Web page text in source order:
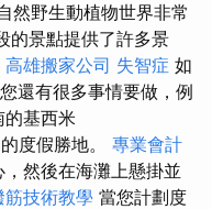
然野生動植物世界非常
的景點提供了許多景
高雄搬家公司 失智症 如
還有很多事情要做，例
的基西米
度假勝地。 專業會計
然後在海灘上懸掛並
筋技術教學 當您計劃度